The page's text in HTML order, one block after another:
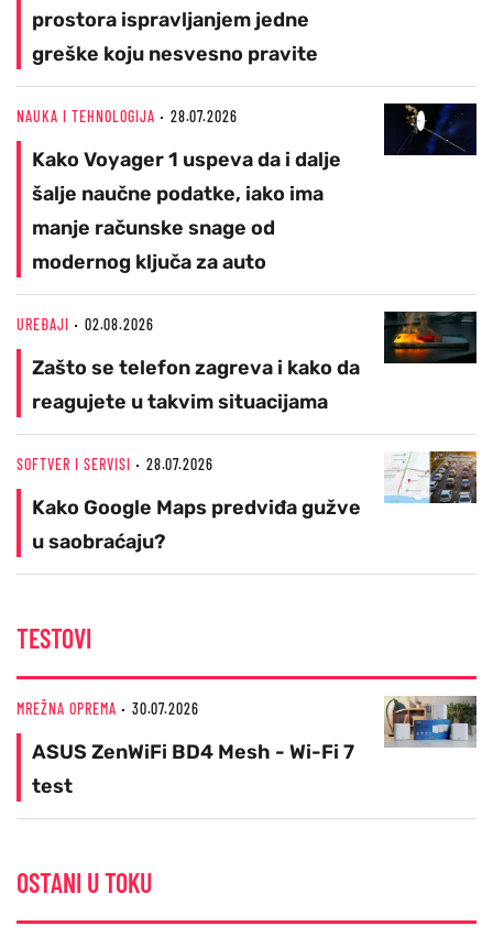
prostora ispravljanjem jedne
greške koju nesvesno pravite
NAUKA I TEHNOLOGIJA 28.07.2026
Kako Voyager 1 uspeva da i dalje
šalje naučne podatke, iako ima
manje računske snage od
modernog ključa za auto
UREĐAJI 02.08.2026
Zašto se telefon zagreva i kako da
reagujete u takvim situacijama
SOFTVER I SERVISI 28.07.2026
Kako Google Maps predviđa gužve
u saobraćaju?
TESTOVI
MREŽNA OPREMA 30.07.2026
ASUS ZenWiFi BD4 Mesh - Wi-Fi 7
test
OSTANI U TOKU